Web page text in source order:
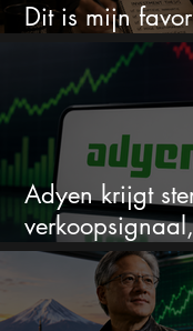
Dit is mijn
en het is niet
Adyen krijgt
zien juist een